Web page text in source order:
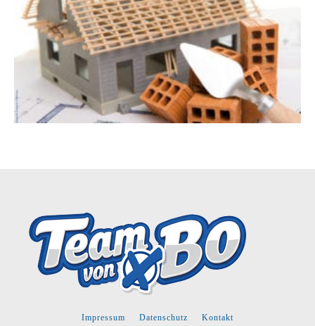
Impressum Datenschutz Kontakt